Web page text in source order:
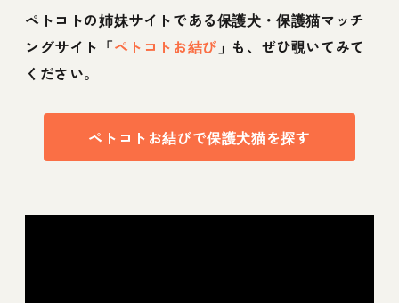
ペトコトの姉妹サイトである保護犬・保護猫マッチ
ングサイト「ペトコトお結び 」も、ぜひ覗いてみて
ください。
ペトコトお結びで保護犬猫を探す